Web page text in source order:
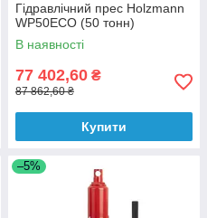
Гідравлічний прес Holzmann
WP50ECO (50 тонн)
В наявності
77 402,60 ₴
87 862,60 ₴
Купити
–5%